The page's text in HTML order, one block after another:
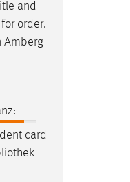
and
order.
Amberg
card